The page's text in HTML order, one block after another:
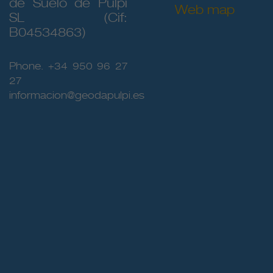
de Suelo de Pulpí
SL (Cif:
B04534863)
Phone. +34 950 96 27
27
informacion@geodapulpi.es
Web map